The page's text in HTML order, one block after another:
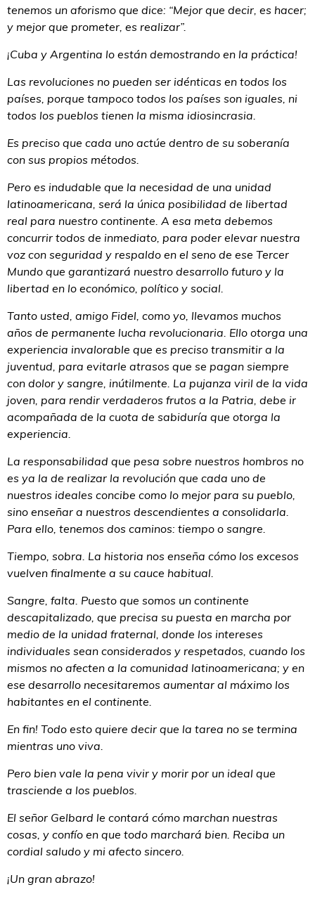
tenemos un aforismo que dice: “Mejor que decir, es hacer;
y mejor que prometer, es realizar”.
¡Cuba y Argentina lo están demostrando en la práctica!
Las revoluciones no pueden ser idénticas en todos los
países, porque tampoco todos los países son iguales, ni
todos los pueblos tienen la misma idiosincrasia.
Es preciso que cada uno actúe dentro de su soberanía
con sus propios métodos.
Pero es indudable que la necesidad de una unidad
latinoamericana, será la única posibilidad de libertad
real para nuestro continente. A esa meta debemos
concurrir todos de inmediato, para poder elevar nuestra
voz con seguridad y respaldo en el seno de ese Tercer
Mundo que garantizará nuestro desarrollo futuro y la
libertad en lo económico, político y social.
Tanto usted, amigo Fidel, como yo, llevamos muchos
años de permanente lucha revolucionaria. Ello otorga una
experiencia invalorable que es preciso transmitir a la
juventud, para evitarle atrasos que se pagan siempre
con dolor y sangre, inútilmente. La pujanza viril de la vida
joven, para rendir verdaderos frutos a la Patria, debe ir
acompañada de la cuota de sabiduría que otorga la
experiencia.
La responsabilidad que pesa sobre nuestros hombros no
es ya la de realizar la revolución que cada uno de
nuestros ideales concibe como lo mejor para su pueblo,
sino enseñar a nuestros descendientes a consolidarla.
Para ello, tenemos dos caminos: tiempo o sangre.
Tiempo, sobra. La historia nos enseña cómo los excesos
vuelven finalmente a su cauce habitual.
Sangre, falta. Puesto que somos un continente
descapitalizado, que precisa su puesta en marcha por
medio de la unidad fraternal, donde los intereses
individuales sean considerados y respetados, cuando los
mismos no afecten a la comunidad latinoamericana; y en
ese desarrollo necesitaremos aumentar al máximo los
habitantes en el continente.
En fin! Todo esto quiere decir que la tarea no se termina
mientras uno viva.
Pero bien vale la pena vivir y morir por un ideal que
trasciende a los pueblos.
El señor Gelbard le contará cómo marchan nuestras
cosas, y confío en que todo marchará bien. Reciba un
cordial saludo y mi afecto sincero.
¡Un gran abrazo!